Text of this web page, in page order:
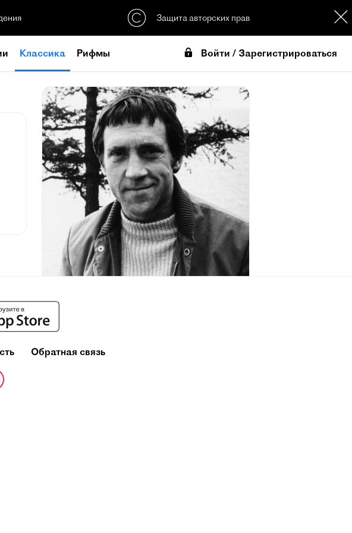
Защита авторских прав
Классика Рифмы Войти / Зарегистрироваться
(25 января 1938, Москва — 25 июля 1980, там
автор-исполнитель песен (бард); автор
Обратная связь